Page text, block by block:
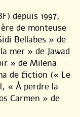
depuis 1997,
de monteuse
Bellabes » de
mer » de Jawad
» de Milena
de fiction (« Le
« À perdre la
Carmen » de